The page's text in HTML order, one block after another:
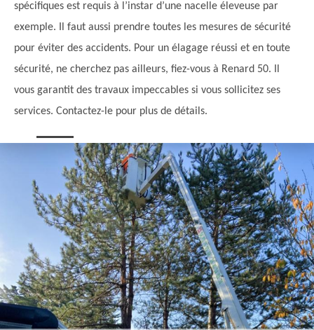
spécifiques est requis à l’instar d’une nacelle éleveuse par
exemple. Il faut aussi prendre toutes les mesures de sécurité
pour éviter des accidents. Pour un élagage réussi et en toute
sécurité, ne cherchez pas ailleurs, fiez-vous à Renard 50. Il
vous garantit des travaux impeccables si vous sollicitez ses
services. Contactez-le pour plus de détails.